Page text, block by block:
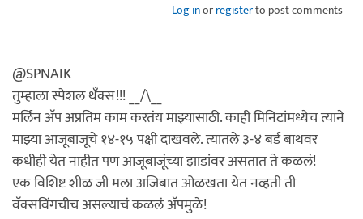
Log inorregisterto post comments
@SPNAIK
तुम्हाला स्पेशल थँक्स!!! __/\__
मर्लिन अ‍ॅप अप्रतिम काम करतंय माझ्यासाठी. काही मिनिटांमध्येच त्याने
माझ्या आजूबाजूचे १४-१५ पक्षी दाखवले. त्यातले ३-४ बर्ड बाथवर
कधीही येत नाहीत पण आजूबाजूंच्या झाडांवर असतात ते कळलं!
एक विशिष्ट शीळ जी मला अजिबात ओळखता येत नव्हती ती
वॅक्सविंगचीच असल्याचं कळलं अ‍ॅपमुळे!